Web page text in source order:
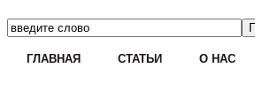
ГЛАВНАЯ СТАТЬИ О НАС